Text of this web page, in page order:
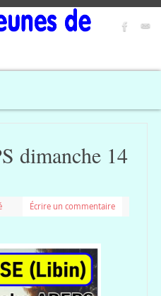
dimanche 14
Écrire un commentaire